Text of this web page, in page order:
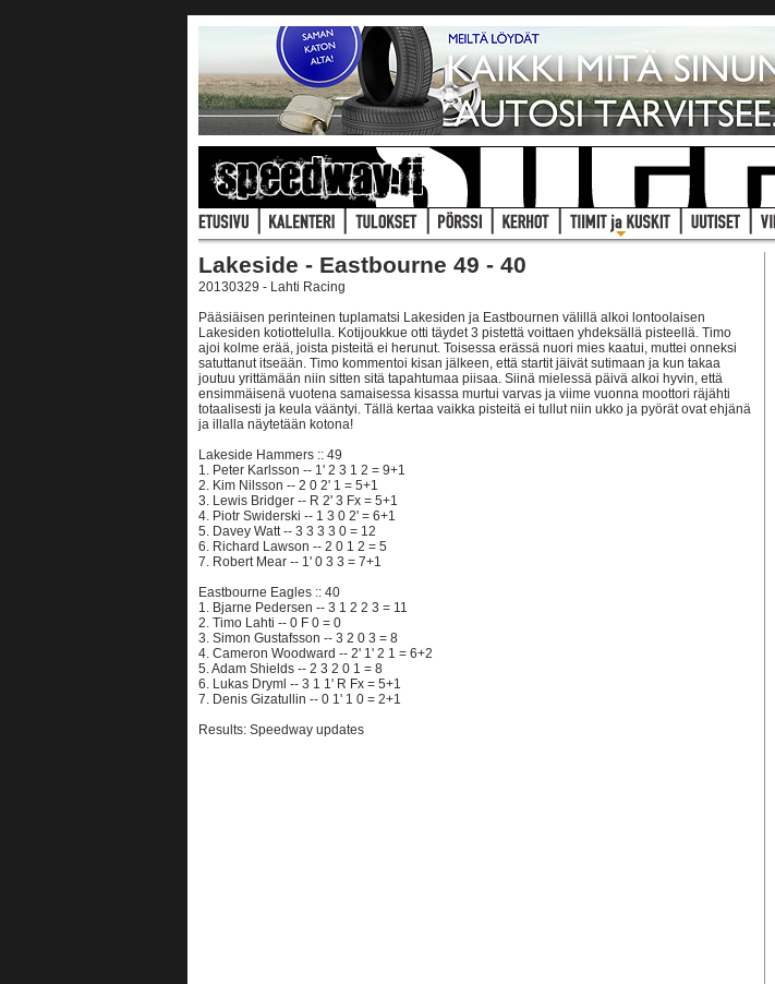
Lakeside - Eastbourne 49 - 40
20130329 - Lahti Racing
Pääsiäisen perinteinen tuplamatsi Lakesiden ja Eastbournen välillä alkoi lontoolaisen
Lakesiden kotiottelulla. Kotijoukkue otti täydet 3 pistettä voittaen yhdeksällä pisteellä. Timo
ajoi kolme erää, joista pisteitä ei herunut. Toisessa erässä nuori mies kaatui, muttei onneksi
satuttanut itseään. Timo kommentoi kisan jälkeen, että startit jäivät sutimaan ja kun takaa
joutuu yrittämään niin sitten sitä tapahtumaa piisaa. Siinä mielessä päivä alkoi hyvin, että
ensimmäisenä vuotena samaisessa kisassa murtui varvas ja viime vuonna moottori räjähti
totaalisesti ja keula vääntyi. Tällä kertaa vaikka pisteitä ei tullut niin ukko ja pyörät ovat ehjänä
ja illalla näytetään kotona!
Lakeside Hammers :: 49
1. Peter Karlsson -- 1' 2 3 1 2 = 9+1
2. Kim Nilsson -- 2 0 2' 1 = 5+1
3. Lewis Bridger -- R 2' 3 Fx = 5+1
4. Piotr Swiderski -- 1 3 0 2' = 6+1
5. Davey Watt -- 3 3 3 3 0 = 12
6. Richard Lawson -- 2 0 1 2 = 5
7. Robert Mear -- 1' 0 3 3 = 7+1
Eastbourne Eagles :: 40
1. Bjarne Pedersen -- 3 1 2 2 3 = 11
2. Timo Lahti -- 0 F 0 = 0
3. Simon Gustafsson -- 3 2 0 3 = 8
4. Cameron Woodward -- 2' 1' 2 1 = 6+2
5. Adam Shields -- 2 3 2 0 1 = 8
6. Lukas Dryml -- 3 1 1' R Fx = 5+1
7. Denis Gizatullin -- 0 1' 1 0 = 2+1
Results: Speedway updates